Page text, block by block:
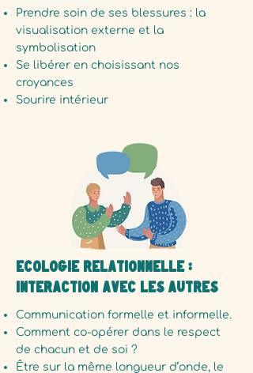
Prendre soin de ses blessures : la
visualisation externe et la
symbolisation
Se libérer en choisissant nos
croyances
Sourire intérieur
Écologie Relationnelle :
Interaction avec les autres
Communication formelle et informelle.
Comment co-opérer dans le respect
de chacun et de soi ?
Être sur la même longueur d’onde, le